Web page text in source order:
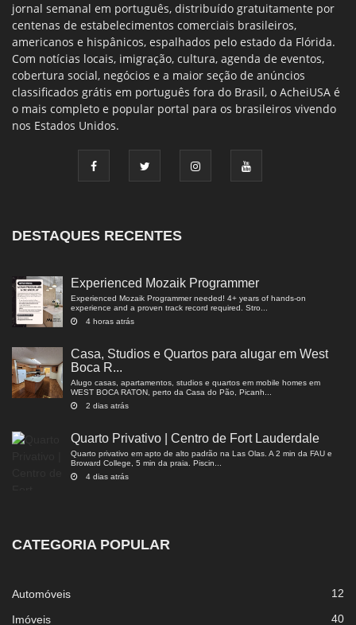
jornal semanal em português, distribuído gratuitamente por
centenas de estabelecimentos comerciais brasileiros,
americanos e hispânicos, espalhados pelo estado da Flórida.
Com notícias locais, imigração, cultura, agenda de eventos,
cobertura social, negócios e a maior seção de anúncios
classificados grátis em português fora do Brasil, o AcheiUSA é
o mais completo e popular portal para os brasileiros vivendo
nos Estados Unidos.
DESTAQUES RECENTES
Experienced Mozaik Programmer
Experienced Mozaik Programmer needed! 4+ years of hands-on
experience and a proven track record required. Stro...
4 horas atrás
Casa, Studios e Quartos para alugar em West
Boca R...
Alugo casas, apartamentos, studios e quartos em mobile homes em
WEST BOCA RATON, perto da Casa do Pão, Picanh...
2 dias atrás
Quarto Privativo | Centro de Fort Lauderdale
Quarto privativo em apto de alto padrão na Las Olas. A 2 min da FAU e
Broward College, 5 min da praia. Piscin...
4 dias atrás
CATEGORIA POPULAR
Automóveis 12
Imóveis 40